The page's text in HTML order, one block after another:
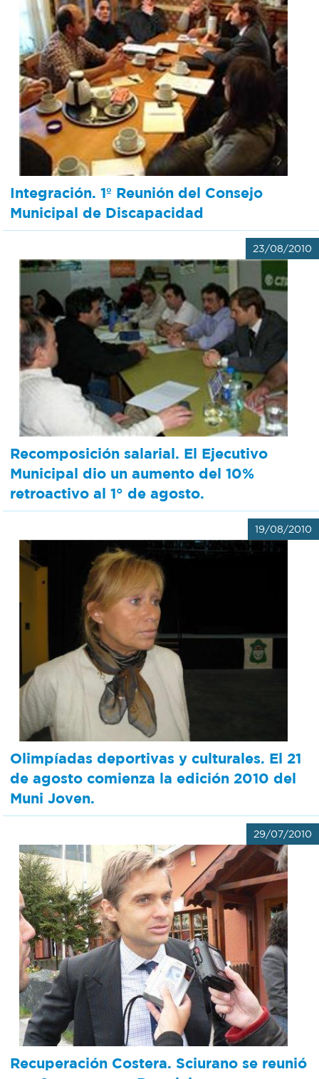
Integración. 1º Reunión del Consejo
Municipal de Discapacidad
23/08/2010
Recomposición salarial. El Ejecutivo
Municipal dio un aumento del 10%
retroactivo al 1° de agosto.
19/08/2010
Olimpíadas deportivas y culturales. El 21
de agosto comienza la edición 2010 del
Muni Joven.
29/07/2010
Recuperación Costera. Sciurano se reunió